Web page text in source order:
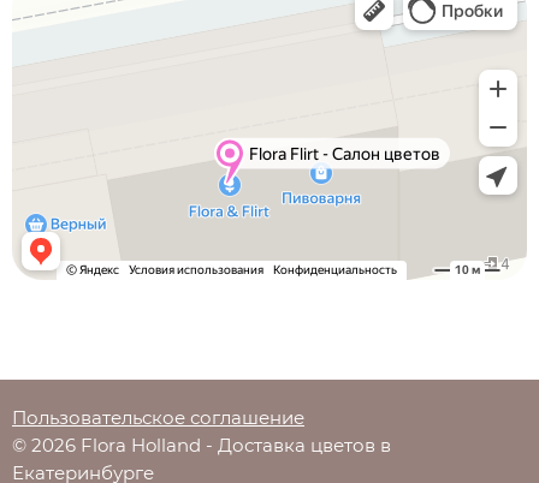
Пользовательское соглашение
© 2026 Flora Holland - Доставка цветов в
Екатеринбурге